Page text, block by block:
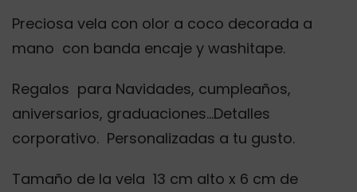
Preciosa vela con olor a coco decorada a
mano con banda encaje y washitape.
Regalos para Navidades, cumpleaños,
aniversarios, graduaciones…Detalles
corporativo. Personalizadas a tu gusto.
Tamaño de la vela 13 cm alto x 6 cm de